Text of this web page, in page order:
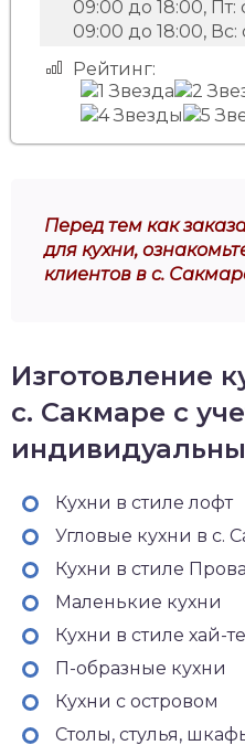
09:00 до 18:00, Пт:
09:00 до 18:00, Вс:
Рейтинг:
Перед тем как
для кухни,
клиентов в с.
Изготовление
с. Сакмаре с
Кухни в стиле лофт
Угловые кухни в с.
Кухни в стиле
Маленькие кухни
Кухни в стиле хай-
П-образные кухни
Кухни с островом
Столы, стулья,